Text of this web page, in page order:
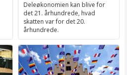
Deleøkonomien kan blive for
det 21. århundrede, hvad
skatten var for det 20.
århundrede.